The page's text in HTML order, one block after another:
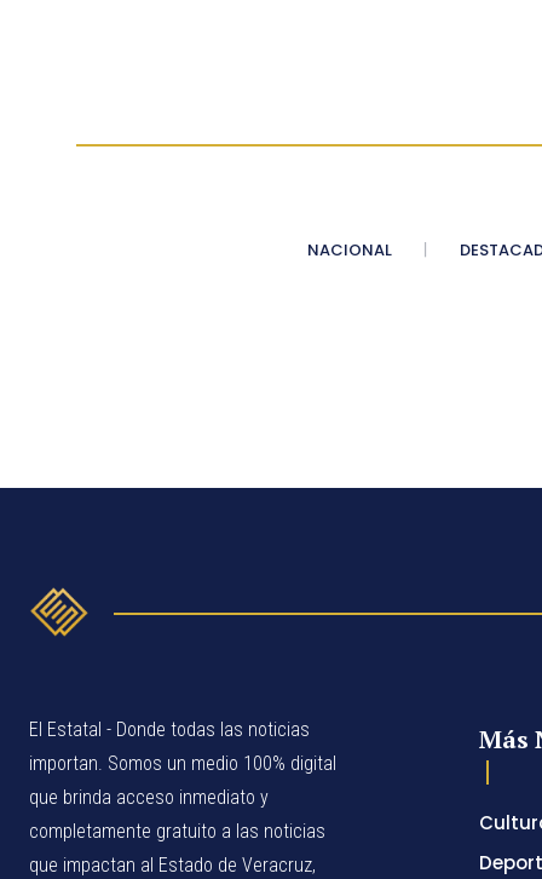
NACIONAL
El Estatal - Donde todas las noticias
importan. Somos un medio 100% digital
que brinda acceso inmediato y
completamente gratuito a las noticias
que impactan al Estado de Veracruz,
Más